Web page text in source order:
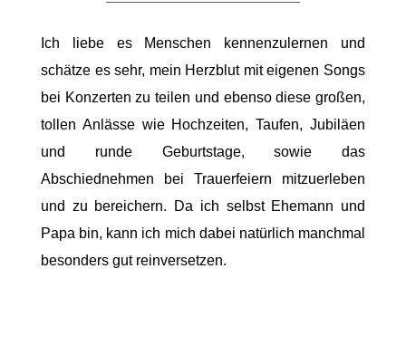
Ich liebe es Menschen kennenzulernen und
schätze es sehr, mein Herzblut mit eigenen Songs
bei Konzerten zu teilen und ebenso diese großen,
tollen Anlässe wie Hochzeiten, Taufen, Jubiläen
und runde Geburtstage, sowie das
Abschiednehmen bei Trauerfeiern mitzuerleben
und zu bereichern. Da ich selbst Ehemann und
Papa bin, kann ich mich dabei natürlich manchmal
besonders gut reinversetzen.